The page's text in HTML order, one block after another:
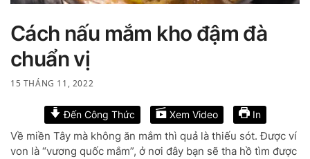
Cách nấu mắm kho đậm đà
chuẩn vị
15 THÁNG 11, 2022
Đến Công Thức Xem Video In
Về miền Tây mà không ăn mắm thì quả là thiếu sót. Được ví
von là “vương quốc mắm”, ở nơi đây bạn sẽ tha hồ tìm được